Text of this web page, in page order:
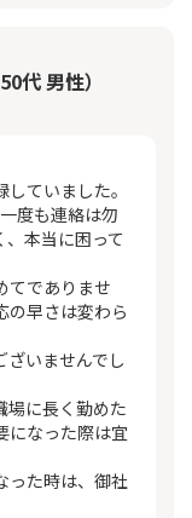
代 男性）
ていました。
度も連絡は勿
本当に困って
てでありませ
の早さは変わら
いませんでし
場に長く勤めた
になった際は宜
った時は、御社